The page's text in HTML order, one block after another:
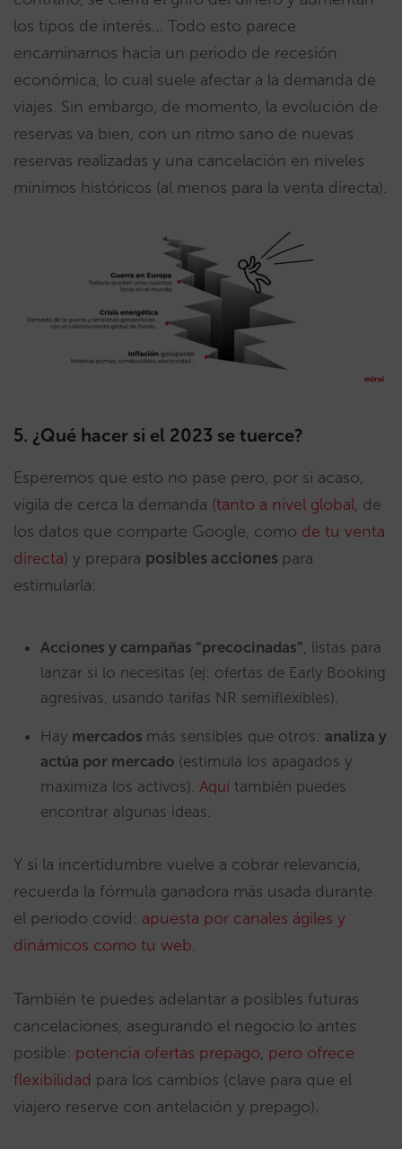
los tipos de interés… Todo esto parece
encaminarnos hacia un periodo de recesión
económica, lo cual suele afectar a la demanda de
viajes. Sin embargo, de momento, la evolución de
reservas va bien, con un ritmo sano de nuevas
reservas realizadas y una cancelación en niveles
mínimos históricos (al menos para la venta directa).
5. ¿Qué hacer si el 2023 se tuerce?
Esperemos que esto no pase pero, por si acaso,
vigila de cerca la demanda (tanto a nivel global, de
los datos que comparte Google, como de tu venta
directa) y prepara posibles acciones para
estimularla:
Acciones y campañas “precocinadas” , listas para
lanzar si lo necesitas (ej: ofertas de Early Booking
agresivas, usando tarifas NR semiflexibles).
Hay mercados más sensibles que otros: analiza y
actúa por mercado (estimula los apagados y
maximiza los activos). Aquí también puedes
encontrar algunas ideas.
Y si la incertidumbre vuelve a cobrar relevancia,
recuerda la fórmula ganadora más usada durante
el periodo covid: apuesta por canales ágiles y
dinámicos como tu web.
También te puedes adelantar a posibles futuras
cancelaciones, asegurando el negocio lo antes
posible: potencia ofertas prepago, pero ofrece
flexibilidad para los cambios (clave para que el
viajero reserve con antelación y prepago).